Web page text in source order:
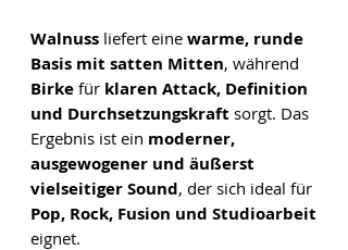
Walnuss liefert eine warme, runde
Basis mit satten Mitten, während
Birke für klaren Attack, Definition
und Durchsetzungskraft sorgt. Das
Ergebnis ist ein moderner,
ausgewogener und äußerst
vielseitiger Sound, der sich ideal für
Pop, Rock, Fusion und Studioarbeit
eignet.